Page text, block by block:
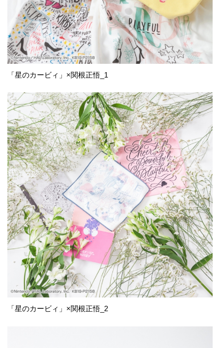
「星のカービィ」×関根正悟_1
「星のカービィ」×関根正悟_2